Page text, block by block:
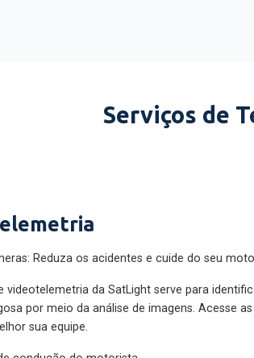
Serviços de
Reduza os acidentes e cuide do seu
videotelemetria da SatLight serve para
por meio da análise de imagens. Acesse
sua equipe.
condução do motorista